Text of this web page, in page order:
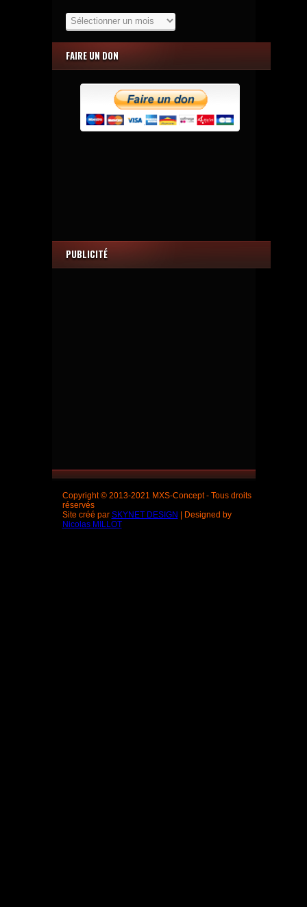
Archives
FAIRE UN DON
PUBLICITÉ
Copyright © 2013-2021 MXS-Concept - Tous droits
réservés
Site créé par SKYNET DESIGN
| Designed by
Nicolas MILLOT